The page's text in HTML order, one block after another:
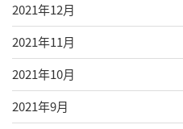
2021年12月
2021年11月
2021年10月
2021年9月